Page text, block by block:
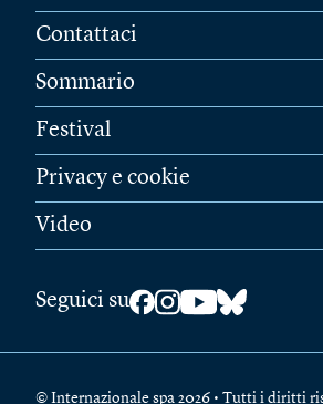
Contattaci
Sommario
Festival
Privacy e cookie
Video
Seguici su
© Internazionale spa 2026 • Tutti i diritti